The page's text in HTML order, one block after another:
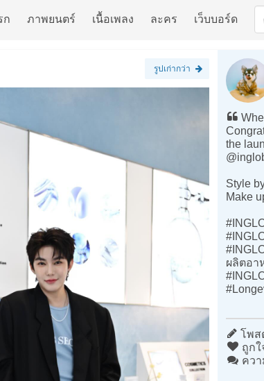
ก ภาพยนตร์ เนื้อเพลง ละคร เว็บบอร์ด
รูปเก่ากว่า
the
Style
Make
ผลิตอา
โพส
ถูกใ
คว